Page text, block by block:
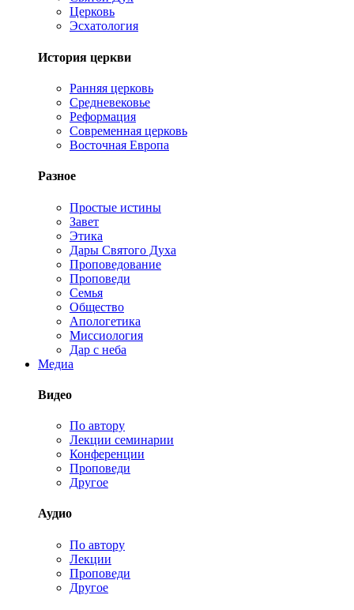
Церковь
Эсхатология
История церкви
Ранняя церковь
Средневековье
Реформация
Современная церковь
Восточная Европа
Разное
Простые истины
Завет
Этика
Дары Святого Духа
Проповедование
Проповеди
Семья
Общество
Апологетика
Миссиология
Дар с неба
Медиа
Видео
По автору
Лекции семинарии
Конференции
Проповеди
Другое
Аудио
По автору
Лекции
Проповеди
Другое